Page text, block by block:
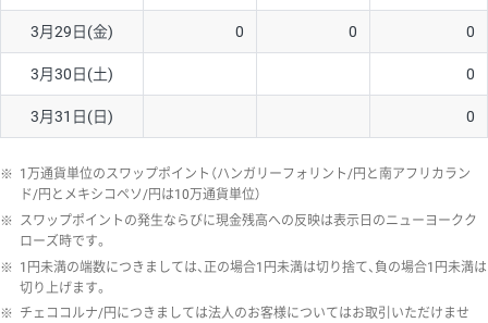
3月29日(金) 0 0 0
3月30日(土) 0
3月31日(日) 0
※ 1万通貨単位のスワップポイント（ハンガリーフォリント/円と南アフリカラン
ド/円とメキシコペソ/円は10万通貨単位）
※ スワップポイントの発生ならびに現金残高への反映は表示日のニューヨークク
ローズ時です。
※ 1円未満の端数につきましては、正の場合1円未満は切り捨て、負の場合1円未満は
切り上げます。
※ チェココルナ/円につきましては法人のお客様についてはお取引いただけませ